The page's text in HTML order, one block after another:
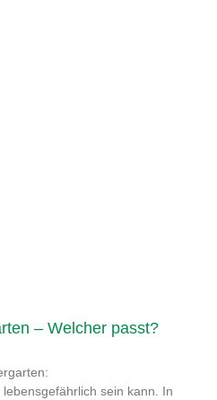
– Welcher passt?
sein kann. In